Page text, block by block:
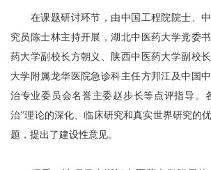
在课题研讨环节，由中国工程院院士、中
究员陈士林主持开展，湖北中医药大学党委
药大学副校长方朝义、陕西中医药大学副校
大学附属龙华医院急诊科主任方邦江及中国
治专业委员会名誉主委赵步长等点评指导。
治”理论的深化、临床研究和真实世界研究的
题，提出了建设性意见。